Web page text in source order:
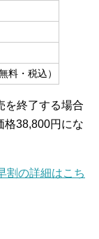
料・税込）
を終了する場合
格38,800円にな
割の詳細はこち